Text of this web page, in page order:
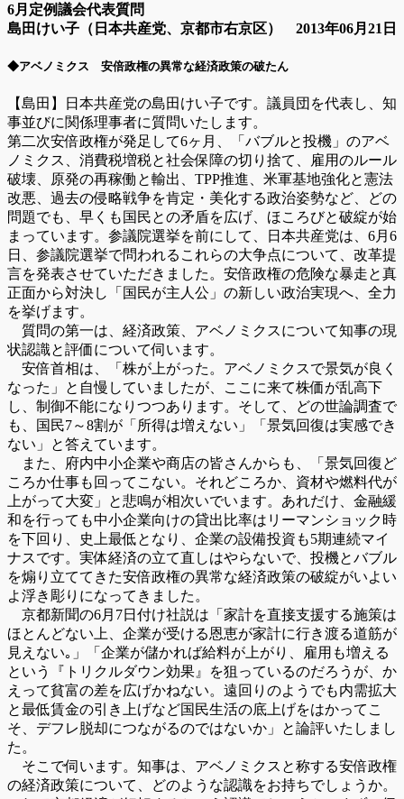
6月定例議会代表質問
島田けい子（日本共産党、京都市右京区） 2013年06月21日
◆アベノミクス 安倍政権の異常な経済政策の破たん
【島田】日本共産党の島田けい子です。議員団を代表し、知
事並びに関係理事者に質問いたします。
第二次安倍政権が発足して6ヶ月、「バブルと投機」のアベ
ノミクス、消費税増税と社会保障の切り捨て、雇用のルール
破壊、原発の再稼働と輸出、TPP推進、米軍基地強化と憲法
改悪、過去の侵略戦争を肯定・美化する政治姿勢など、どの
問題でも、早くも国民との矛盾を広げ、ほころびと破綻が始
まっています。参議院選挙を前にして、日本共産党は、6月6
日、参議院選挙で問われるこれらの大争点について、改革提
言を発表させていただきました。安倍政権の危険な暴走と真
正面から対決し「国民が主人公」の新しい政治実現へ、全力
を挙げます。
質問の第一は、経済政策、アベノミクスについて知事の現
状認識と評価について伺います。
安倍首相は、「株が上がった。アベノミクスで景気が良く
なった」と自慢していましたが、ここに来て株価が乱高下
し、制御不能になりつつあります。そして、どの世論調査で
も、国民7～8割が「所得は増えない」「景気回復は実感でき
ない」と答えています。
また、府内中小企業や商店の皆さんからも、「景気回復ど
ころか仕事も回ってこない。それどころか、資材や燃料代が
上がって大変」と悲鳴が相次いでいます。あれだけ、金融緩
和を行っても中小企業向けの貸出比率はリーマンショック時
を下回り、史上最低となり、企業の設備投資も5期連続マイ
ナスです。実体経済の立て直しはやらないで、投機とバブル
を煽り立ててきた安倍政権の異常な経済政策の破綻がいよい
よ浮き彫りになってきました。
京都新聞の6月7日付け社説は「家計を直接支援する施策は
ほとんどない上、企業が受ける恩恵が家計に行き渡る道筋が
見えない｡」「企業が儲かれば給料が上がり、雇用も増える
という『トリクルダウン効果』を狙っているのだろうが、か
えって貧富の差を広げかねない。遠回りのようでも内需拡大
と最低賃金の引き上げなど国民生活の底上げをはかってこ
そ、デフレ脱却につながるのではないか」と論評いたしまし
た。
そこで伺います。知事は、アベノミクスと称する安倍政権
の経済政策について、どのような認識をお持ちでしょうか。